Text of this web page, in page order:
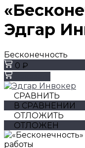
Эдгар
Бесконечность
0 ₽
СРАВНИТЬ
В СРАВНЕНИИ
ОТЛОЖИТЬ
ОТЛОЖЕН